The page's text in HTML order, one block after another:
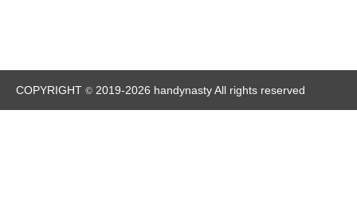
COPYRIGHT © 2019-2026 handynasty All rights reserved